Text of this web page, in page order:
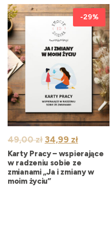
49,00zł Pierwotna
cena
wynosiła:
49,00 zł.
34,99 złAktualna
cena
wynosi:
34,99 zł.
-29%
Karty Pracy – wspierające
w radzeniu sobie ze
zmianami „Ja i zmiany w
moim życiu”